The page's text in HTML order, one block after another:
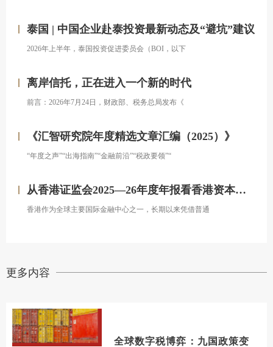
泰国 | 中国企业赴泰投资最新动态及“避坑”建议
2026年上半年，泰国投资促进委员会（BOI，以下
离岸信托，正在进入一个新的时代
前言：2026年7月24日，财政部、税务总局发布《
《汇智研究院年度精选文章汇编（2025）》
“年度之声”“出海指南”“金融前沿”“税政要领”“
从香港证监会2025—26年度年报看香港资本市场发展的新方向
香港作为全球主要国际金融中心之一，长期以来凭借普通
更多内容
全球数字税博弈：九国政策变